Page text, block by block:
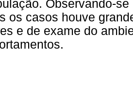
Observando-
os casos houve
e de exame do